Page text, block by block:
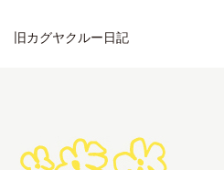
旧カグヤクルー日記